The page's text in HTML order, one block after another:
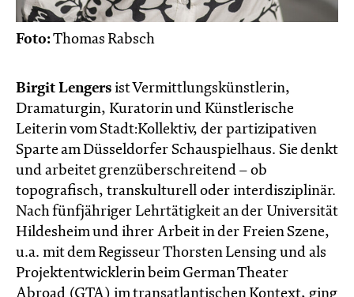
Foto:Thomas Rabsch
Birgit Lengers ist Vermittlungskünstlerin,
Dramaturgin, Kuratorin und Künstlerische
Leiterin vom Stadt:Kollektiv, der partizipativen
Sparte am Düsseldorfer Schauspielhaus. Sie denkt
und arbeitet grenzüberschreitend – ob
topografisch, transkulturell oder interdisziplinär.
Nach fünfjähriger Lehrtätigkeit an der Universität
Hildesheim und ihrer Arbeit in der Freien Szene,
u.a. mit dem Regisseur Thorsten Lensing und als
Projektentwicklerin beim German Theater